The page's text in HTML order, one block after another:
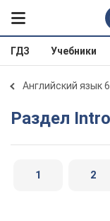
ГДЗ Учебники
Английский язык
Раздел
1 2